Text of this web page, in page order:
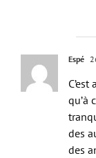
Espé
qu’à
des
des